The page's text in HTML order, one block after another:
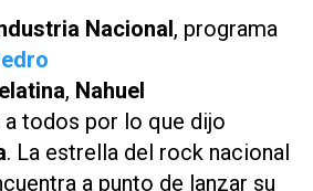
Nacional, programa
, Nahuel
todos por lo que dijo
. La estrella del rock nacional
a punto de lanzar su